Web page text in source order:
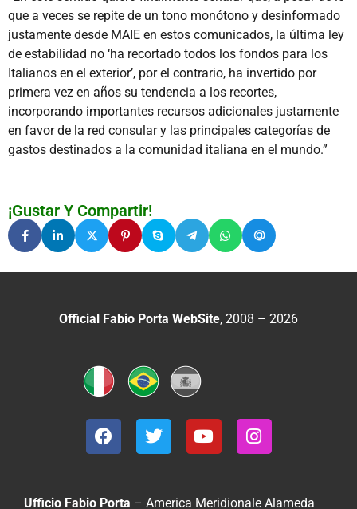
que a veces se repite de un tono monótono y desinformado
justamente desde MAIE en estos comunicados, la última ley
de estabilidad no ‘ha recortado todos los fondos para los
Italianos en el exterior’, por el contrario, ha invertido por
primera vez en años su tendencia a los recortes,
incorporando importantes recursos adicionales justamente
en favor de la red consular y las principales categorías de
gastos destinados a la comunidad italiana en el mundo.”
¡Gustar Y Compartir!
Official Fabio Porta WebSite, 2008 – 2026
Ufficio Fabio Porta – America Meridionale Alameda